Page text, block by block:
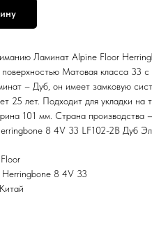
Ламинат Alpine Floor
Матовая класса 33
– Дуб, он имеет замковую
25 лет. Подходит для укладки
101 мм. Страна производства
8 4V 33 LF102-2B Дуб
Herringbone 8 4V 33